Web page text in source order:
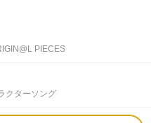
PIECES
クターソング